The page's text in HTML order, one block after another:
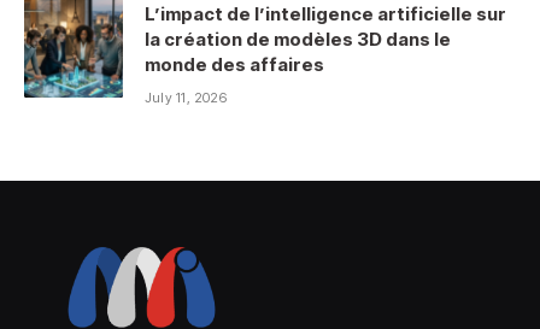
L’impact de l’intelligence artificielle sur
la création de modèles 3D dans le
monde des affaires
July 11, 2026